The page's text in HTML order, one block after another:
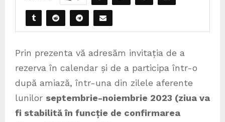
Prin prezenta vă adresăm invitația de a
rezerva în calendar și de a participa într-o
după amiază, într-una din zilele aferente
lunilor septembrie-noiembrie 2023 (ziua va
fi stabilită în funcție de confirmarea